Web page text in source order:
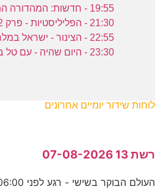
19:55 - חדשות: המהדורה המרכזית
21:30 - הפליליסטיות - פרק 2
22:55 - הצינור - ישראל במלחמה
23:30 - היום שהיה - עם טל ברמן
לוחות שידור יומיים אחרונים
רשת 13 07-08-2026